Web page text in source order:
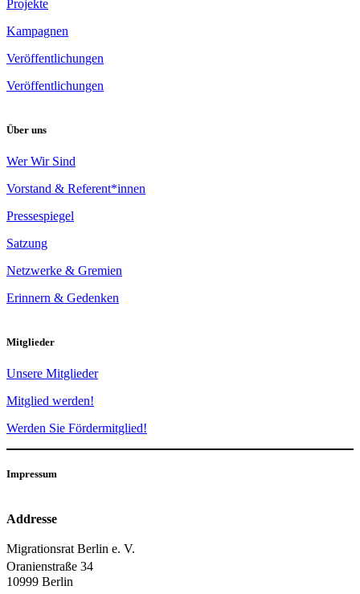
Projekte
Kampagnen
Veröffentlichungen
Veröffentlichungen
Über uns
Wer Wir Sind
Vorstand & Referent*innen
Pressespiegel
Satzung
Netzwerke & Gremien
Erinnern & Gedenken
Mitglieder
Unsere Mitglieder
Mitglied werden!
Werden Sie Fördermitglied!
Impressum
Addresse
Migrationsrat Berlin e. V.
Oranienstraße 34
10999 Berlin